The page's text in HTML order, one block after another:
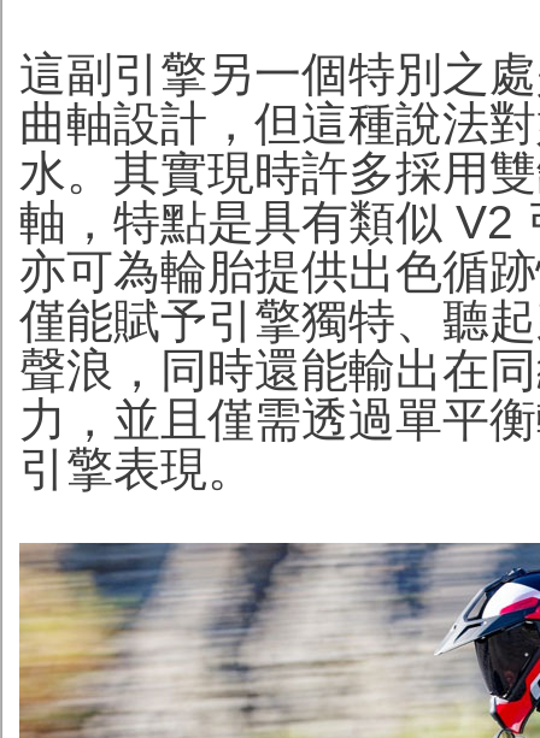
這副引擎另一個特別之
曲軸設計，但這種說法
水。其實現時許多採用
軸，特點是具有類似 V2
亦可為輪胎提供出色循
僅能賦予引擎獨特、聽
聲浪，同時還能輸出在
力，並且僅需透過單平
引擎表現。